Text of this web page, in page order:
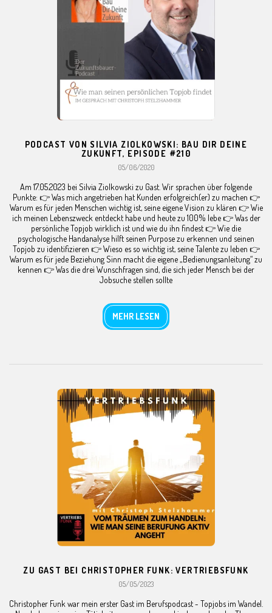
PODCAST VON SILVIA ZIOLKOWSKI: BAU DIR DEINE
ZUKUNFT, EPISODE #210
05/06/2020
Am 17.05.2023 bei Silvia Ziolkowski zu Gast. Wir sprachen über folgende
Punkte: 👉 Was mich angetrieben hat Kunden erfolgreich(er) zu machen 👉
Warum es für jeden Menschen wichtig ist, seine eigene Vision zu klären 👉 Wie
ich meinen Lebenszweck entdeckt habe und heute zu 100% lebe 👉 Was der
persönliche Topjob wirklich ist und wie du ihn findest 👉 Wie die
psychologische Handanalyse hilft seinen Purpose zu erkennen und seinen
Topjob zu identifizieren 👉 Wieso es so wichtig ist, seine Talente zu leben 👉
Warum es für jede Beziehung Sinn macht die eigene „Bedienungsanleitung“ zu
kennen 👉 Was die drei Wunschfragen sind, die sich jeder Mensch bei der
Jobsuche stellen sollte
MEHR LESEN
ZU GAST BEI CHRISTOPHER FUNK: VERTRIEBSFUNK
05/05/2023
Christopher Funk war mein erster Gast im Berufspodcast - Topjobs im Wandel.